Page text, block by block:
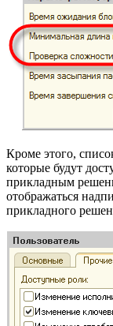
Кроме этого,
которые будут
прикладным
отображаться
прикладного